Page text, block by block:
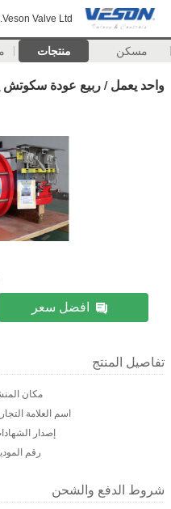
Veson Valve Ltd.
مسكن منتجات
واحد يعمل / ربيع عودة سكوتش
افضل سعر
تفاصيل المنتج
مكان
اسم العلامة
إصدار
رقم
شروط الدفع والشحن